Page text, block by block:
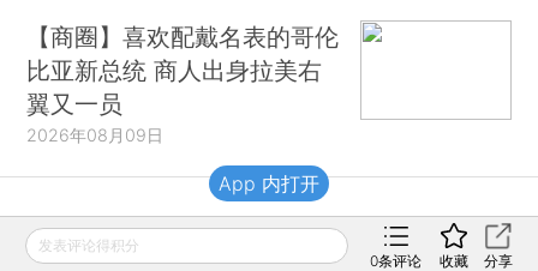
【商圈】喜欢配戴名表的哥伦
比亚新总统 商人出身拉美右
翼又一员
2026年08月09日
财新移动
发表评论得积分
0条评论 收藏 分享
App 内打开